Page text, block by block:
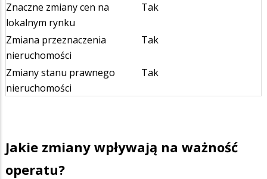
Znaczne zmiany cen na
lokalnym rynku
Tak
Zmiana przeznaczenia
nieruchomości
Tak
Zmiany stanu prawnego
nieruchomości
Tak
Jakie zmiany wpływają na ważność
operatu?